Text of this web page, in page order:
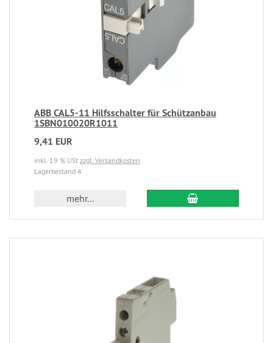
ABB CAL5-11 Hilfsschalter für Schützanbau
1SBN010020R1011
9,41 EUR
inkl. 19 % USt zzgl. Versandkosten
Lagerbestand 4
mehr...